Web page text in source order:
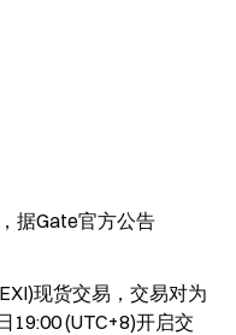
据Gate官方公告
现货交易，交易对为
19:00 (UTC+8)开启交